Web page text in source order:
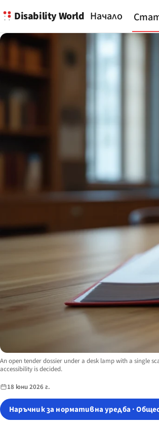
Disability World Начало
Image description:
An open tender dossier under a desk lamp with a single
accessibility is decided.
18 юни 2026 г.
Наръчник за нормативна уредба ·